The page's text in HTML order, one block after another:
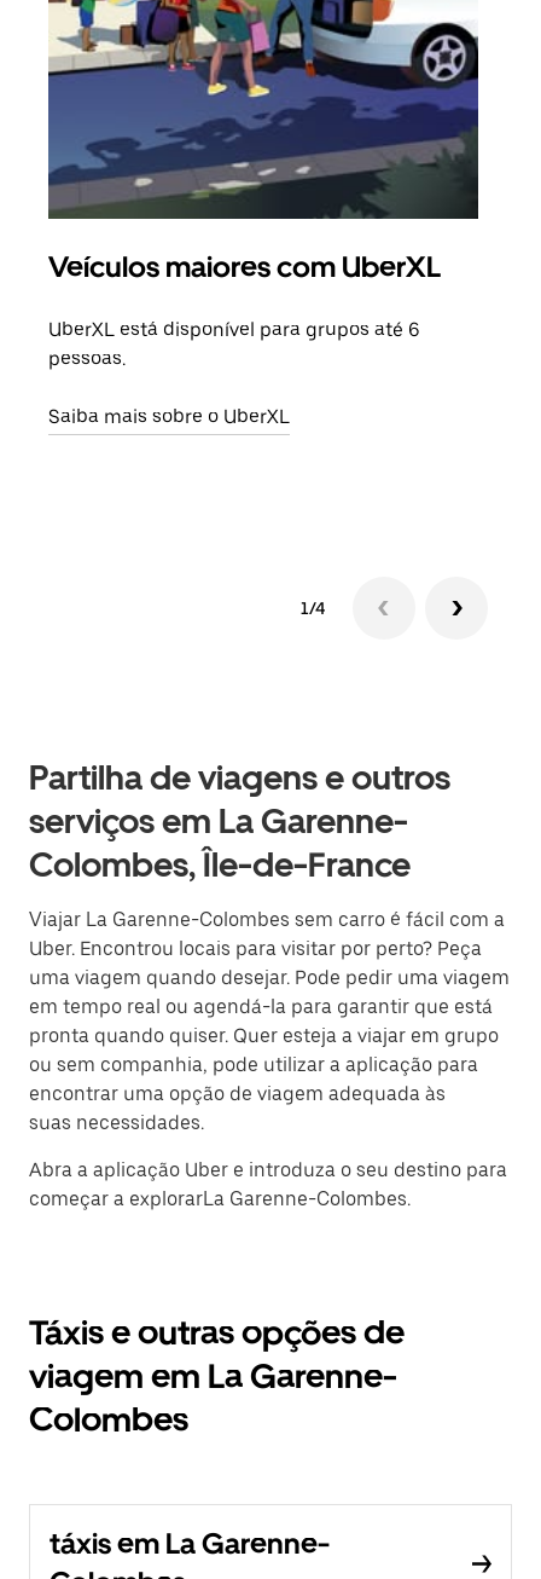
Veículos maiores com UberXL
UberXL está disponível para grupos até 6
pessoas.
Saiba mais sobre o UberXL
1/4
Partilha de viagens e outros
serviços em La Garenne-
Colombes, Île-de-France
Viajar La Garenne-Colombes sem carro é fácil com a
Uber. Encontrou locais para visitar por perto? Peça
uma viagem quando desejar. Pode pedir uma viagem
em tempo real ou agendá-la para garantir que está
pronta quando quiser. Quer esteja a viajar em grupo
ou sem companhia, pode utilizar a aplicação para
encontrar uma opção de viagem adequada às
suas necessidades.
Abra a aplicação Uber e introduza o seu destino para
começar a explorarLa Garenne-Colombes.
Táxis e outras opções de
viagem em La Garenne-
Colombes
táxis em La Garenne-